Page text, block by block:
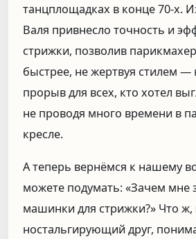
танцплощадках в конце 70-х.
Валя привнесло точность и
стрижки, позволив
быстрее, не жертвуя стилем
прорыв для всех, кто хотел
не проводя много времени в
кресле.
А теперь вернёмся к нашему
можете подумать: «Зачем мне
машинки для стрижки?» Что
ностальгирующий друг,